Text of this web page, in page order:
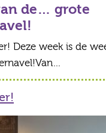
de… grote
Deze week is de